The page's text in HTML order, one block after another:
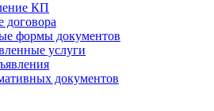
КП
договора
формы документов
услуги
документов